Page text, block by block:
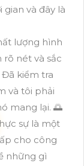
và đây là
lượng hình
rõ nét và sắc
kiểm tra
và tôi phải
mang lại. 🌅
sự là một
cho công
những gì